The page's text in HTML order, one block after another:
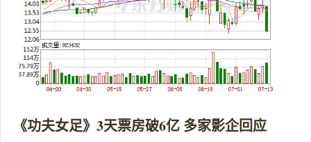
《功夫女足》3天票房破6亿 多家影企回应